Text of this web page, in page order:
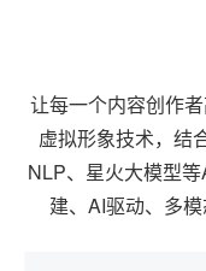
让每一个内容创作
虚拟形象技术，结
NLP、星火大模型
建、AI驱动、多